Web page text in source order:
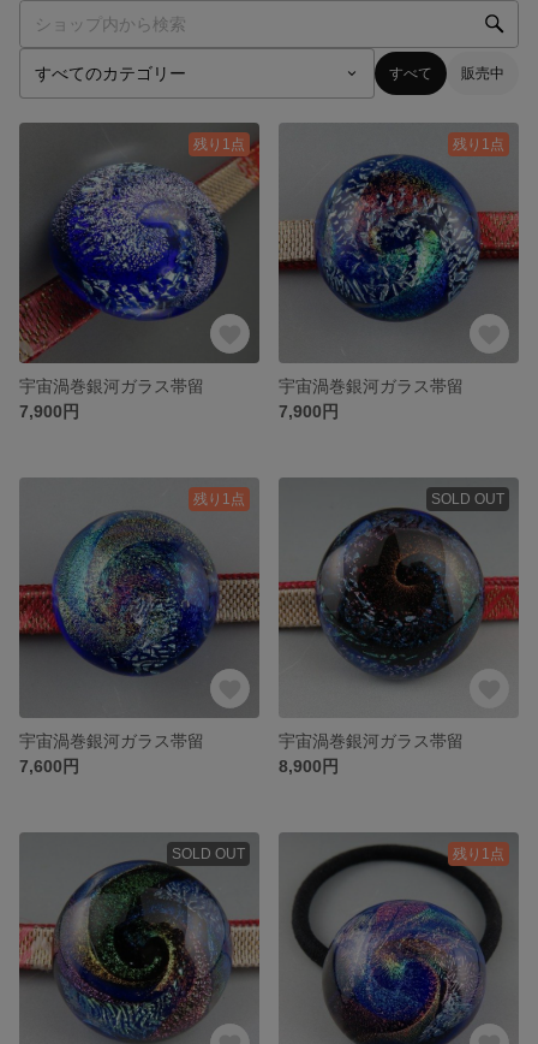
すべて 販売中
残り1点
宇宙渦巻銀河ガラス帯留
7,900円
残り1点
宇宙渦巻銀河ガラス帯留
7,900円
残り1点
宇宙渦巻銀河ガラス帯留
7,600円
SOLD OUT
宇宙渦巻銀河ガラス帯留
8,900円
SOLD OUT 残り1点